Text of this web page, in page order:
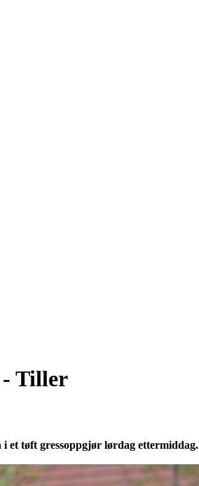
Tiller
et tøft gressoppgjør lørdag ettermiddag.